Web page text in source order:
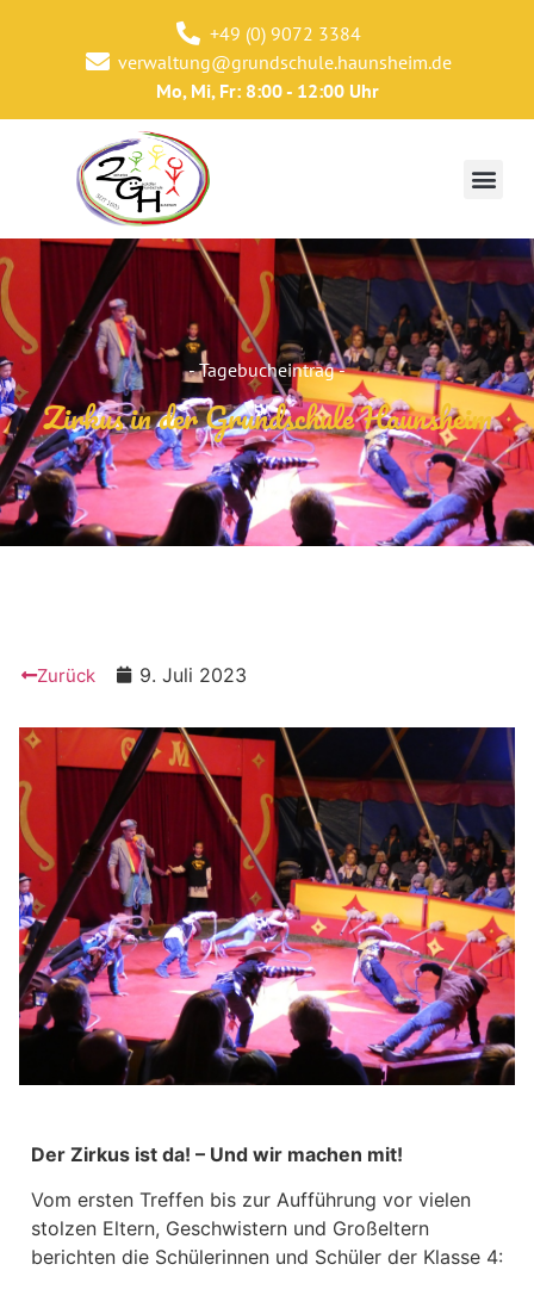
+49 (0) 9072 3384
verwaltung@grundschule.haunsheim.de
Mo, Mi, Fr: 8:00 - 12:00 Uhr
- Tagebucheintrag -
Zirkus in der Grundschule Haunsheim
Zurück 9. Juli 2023
Der Zirkus ist da! – Und wir machen mit!
Vom ersten Treffen bis zur Aufführung vor vielen
stolzen Eltern, Geschwistern und Großeltern
berichten die Schülerinnen und Schüler der Klasse 4: